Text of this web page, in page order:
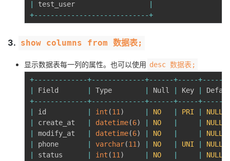
Programs
test_user
+-- -- -- -- -- -- -- -- -- -- -- -- -- --+
3. show columns from 数据表;
显示数据表每一列的属性。也可以使用 desc 数据表;
+-- -- -- -- -- -- -+-- -- -- -- -- -- -+-- -- --+-- -- -+-- -- --
Field Type Null Key
+-- -- -- -- -- -- -+-- -- -- -- -- -- -+-- -- --+-- -- -+-- -- --
id int (11 ) NO PRI
NULL
create_at datetime(6) NO
NULL
modify_at datetime(6) NO
NULL
phone varchar(11 ) NO UNI
NULL
status int (11 ) NO
NULL